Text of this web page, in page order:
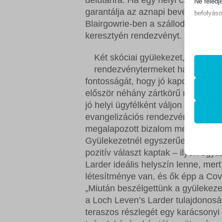
garantálja az aznapi bevételt,
Blairgowrie-ben a szálloda
keresztyén rendezvényt.
Két skóciai gyülekezet,
rendezvénytermeket
fontosságát, hogy jó kapcsolatot
először néhány zártkörű
jó helyi ügyfélként váljon ismertté,
evangelizációs rendezvényre
megalapozott bizalom megnyitja
Gyülekezetnél egyszerűen
pozitív választ kaptak – ilyen
Larder ideális helyszín lenne,
létesítménye van, és ők épp a
„Miután beszélgettünk a
a Loch Leven’s Larder
teraszos részlegét egy
sütik
_ga
_ga_*
Ez a